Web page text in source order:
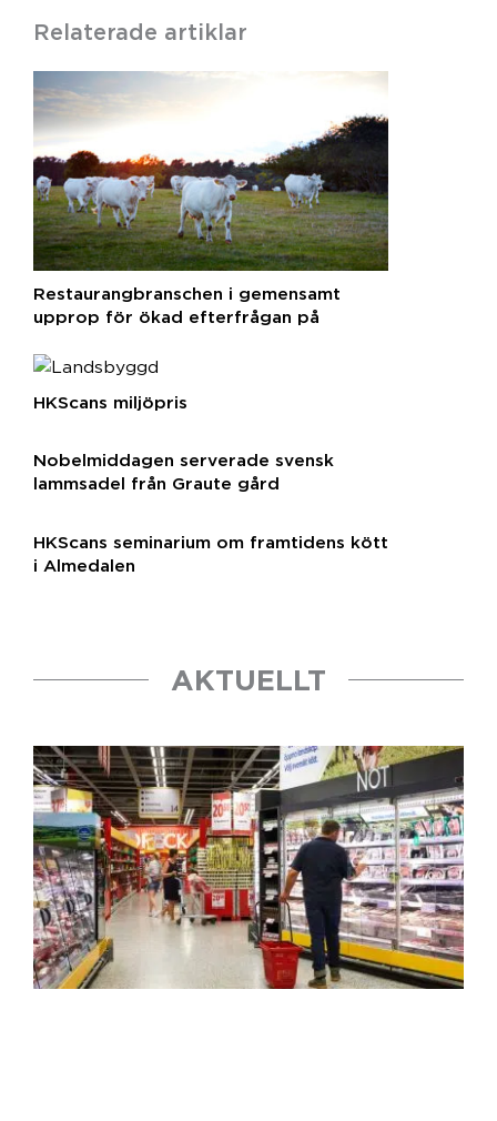
Relaterade artiklar
Restaurangbranschen i gemensamt
upprop för ökad efterfrågan på
HKScans miljöpris
Nobelmiddagen serverade svensk
lammsadel från Graute gård
HKScans seminarium om framtidens kött
i Almedalen
AKTUELLT